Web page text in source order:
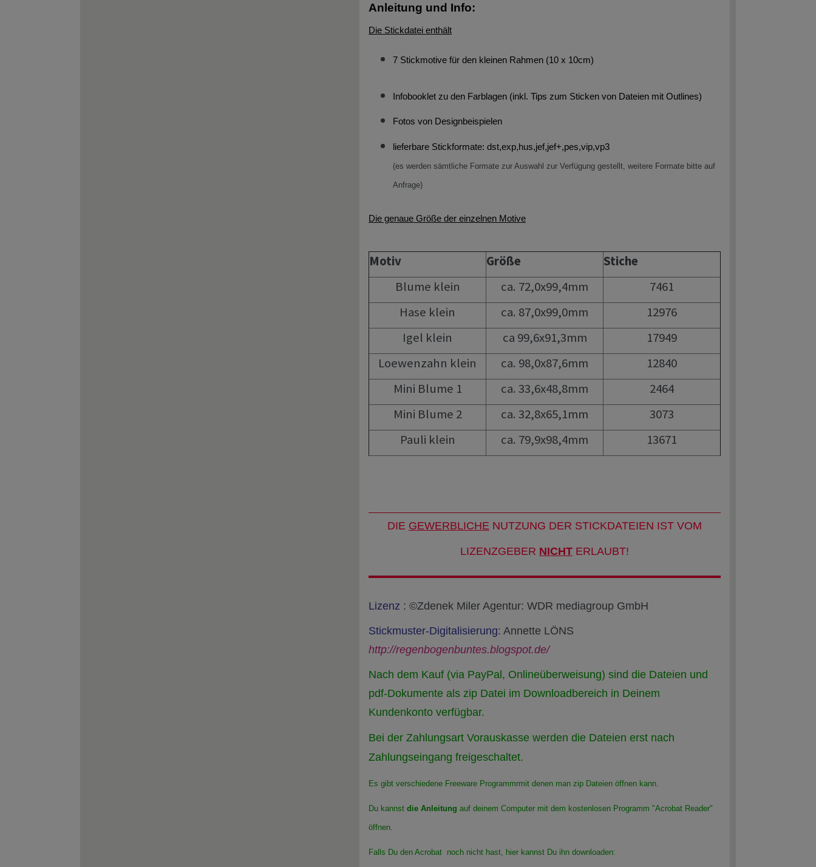
Anleitung und Info:
Die Stickdatei enthält
7 Stickmotive für den kleinen Rahmen (10 x 10cm)
Infobooklet zu den Farblagen (inkl. Tips zum Sticken von Dateien mit Outlines)
Fotos von Designbeispielen
lieferbare Stickformate: dst,exp,hus,jef,jef+,pes,vip,vp3
(es werden sämtliche Formate zur Auswahl zur Verfügung gestellt, weitere Formate bitte auf
Anfrage)
Die genaue Größe der einzelnen Motive
Motiv Größe
Stiche
Blume klein
ca. 72,0x99,4mm
7461
Hase klein
ca. 87,0x99,0mm
12976
Igel klein
ca 99,6x91,3mm
17949
Loewenzahn klein
ca. 98,0x87,6mm
12840
Mini Blume 1
ca. 33,6x48,8mm
2464
Mini Blume 2
ca. 32,8x65,1mm
3073
Pauli klein
ca. 79,9x98,4mm 13671
DIE GEWERBLICHE NUTZUNG DER STICKDATEIEN IST VOM
LIZENZGEBER NICHT ERLAUBT!
Lizenz : ©Zdenek Miler Agentur: WDR mediagroup GmbH
Stickmuster-Digitalisierung: Annette LÖNS
http://regenbogenbuntes.blogspot.de/
Nach dem Kauf (via PayPal, Onlineüberweisung) sind die Dateien und
pdf-Dokumente als zip Datei im Downloadbereich in Deinem
Kundenkonto verfügbar.
Bei der Zahlungsart Vorauskasse werden die Dateien erst nach
Zahlungseingang freigeschaltet.
Es gibt verschiedene Freeware Programmrmit denen man zip Dateien öffnen kann.
Du kannst die Anleitung auf deinem Computer mit dem kostenlosen Programm "Acrobat Reader"
öffnen.
Falls Du den Acrobat noch nicht hast, hier kannst Du ihn downloaden: